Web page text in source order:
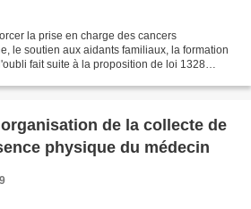
la prise en charge des cancers
le soutien aux aidants familiaux, la formation
fait suite à la proposition de loi 1328
de la collecte de
physique du médecin